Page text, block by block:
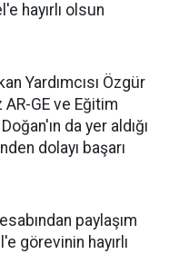
hayırlı olsun
Yardımcısı Özgür
GE ve Eğitim
da yer aldığı
dolayı başarı
paylaşım
görevinin hayırlı